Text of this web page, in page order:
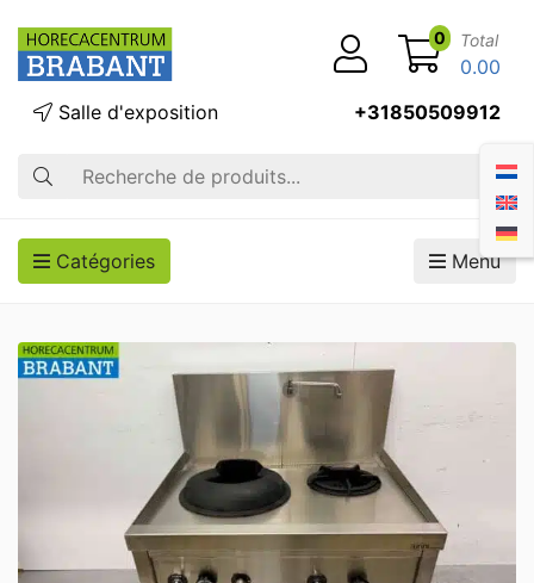
Recherche
Salle d'exposition +31850509912
0 Total
0.00
Catégories Menu